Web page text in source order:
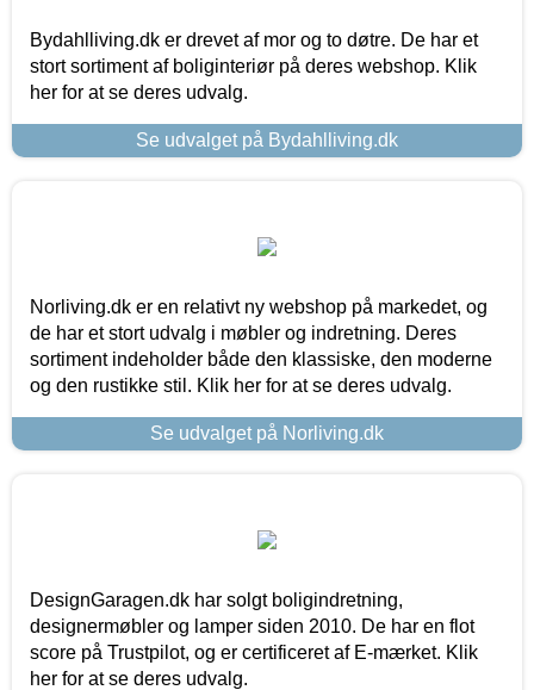
Bydahlliving.dk er drevet af mor og to døtre. De har et
stort sortiment af boliginteriør på deres webshop. Klik
her for at se deres udvalg.
Se udvalget på Bydahlliving.dk
Norliving.dk er en relativt ny webshop på markedet, og
de har et stort udvalg i møbler og indretning. Deres
sortiment indeholder både den klassiske, den moderne
og den rustikke stil. Klik her for at se deres udvalg.
Se udvalget på Norliving.dk
DesignGaragen.dk har solgt boligindretning,
designermøbler og lamper siden 2010. De har en flot
score på Trustpilot, og er certificeret af E-mærket. Klik
her for at se deres udvalg.